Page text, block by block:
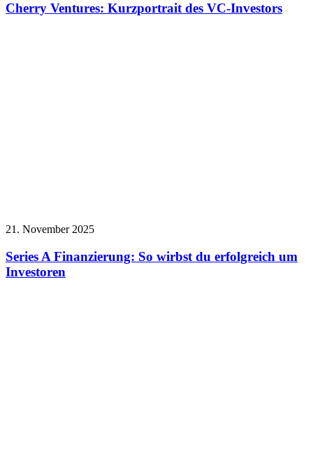
Cherry Ventures: Kurzportrait des VC-Investors
21. November 2025
Series A Finanzierung: So wirbst du erfolgreich um
Investoren